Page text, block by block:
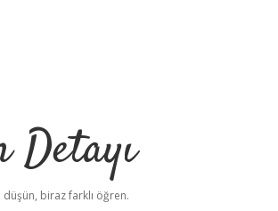
Detayı
biraz farklı öğren.